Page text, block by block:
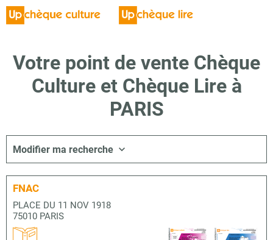
Votre point de vente Chèque
Culture et Chèque Lire à
PARIS
Modifier ma recherche
FNAC
PLACE DU 11 NOV 1918
75010 PARIS